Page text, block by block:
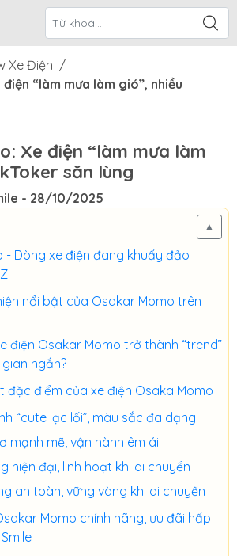
Blog
Xe Điện /
“làm mưa làm gió”, nhiều
Xe điện “làm mưa làm
săn lùng
- 28/10/2025
▲
- Dòng xe điện đang khuấy đảo
nổi bật của Osakar Momo trên
điện Osakar Momo trở thành “trend”
ngắn?
đặc điểm của xe điện Osaka Momo
“cute lạc lối”, màu sắc đa dạng
mạnh mẽ, vận hành êm ái
hiện đại, linh hoạt khi di chuyển
an toàn, vững vàng khi di chuyển
Momo chính hãng, ưu đãi hấp